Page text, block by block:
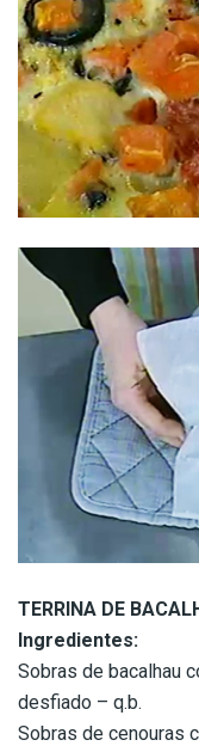
TERRINA DE
Ingredientes:
Sobras de bacalhau
desfiado – q.b.
Sobras de cenouras